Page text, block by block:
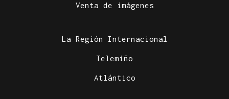
Venta de imágenes
La Región Internacional
Telemiño
Atlántico